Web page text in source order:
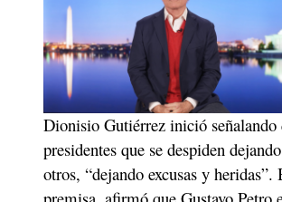
Dionisio Gutiérrez inició señalando
presidentes que se despiden
otros, “dejando excusas y heridas”.